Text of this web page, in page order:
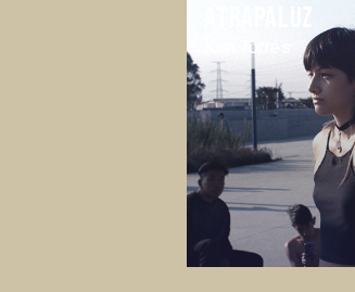
Kim Torres